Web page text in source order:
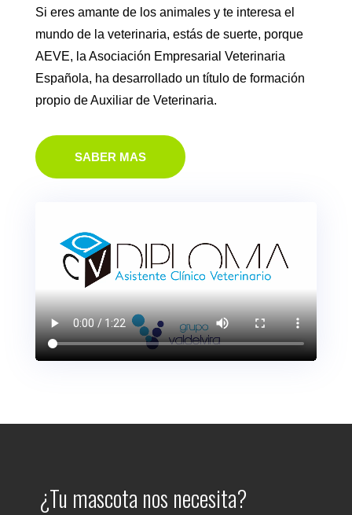
Si eres amante de los animales y te interesa el
mundo de la veterinaria, estás de suerte, porque
AEVE, la Asociación Empresarial Veterinaria
Española, ha desarrollado un título de formación
propio de Auxiliar de Veterinaria.
SABER MAS
¿Tu mascota nos necesita?